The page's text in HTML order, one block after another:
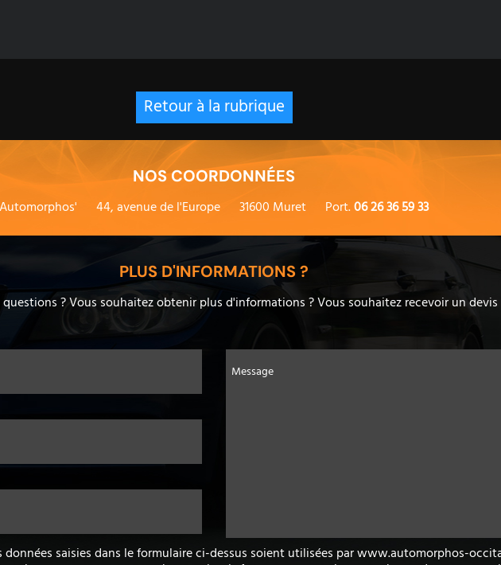
Retour à la rubrique
NOS COORDONNÉES
Automorphos'
44, avenue de l'Europe 31600 Muret Port.06 26 36 59 33
PLUS D'INFORMATIONS ?
questions ? Vous souhaitez obtenir plus d'informations ? Vous souhaitez recevoir un devis
Message
données saisies dans le formulaire ci-dessus soient utilisées par www.automorphos-